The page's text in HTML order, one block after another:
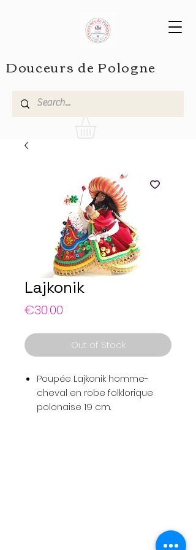
Douceurs de Pologne
Lajkonik
€30.00
Out of Stock
Poupée Lajkonik homme-
cheval en robe folklorique
polonaise 19 cm.